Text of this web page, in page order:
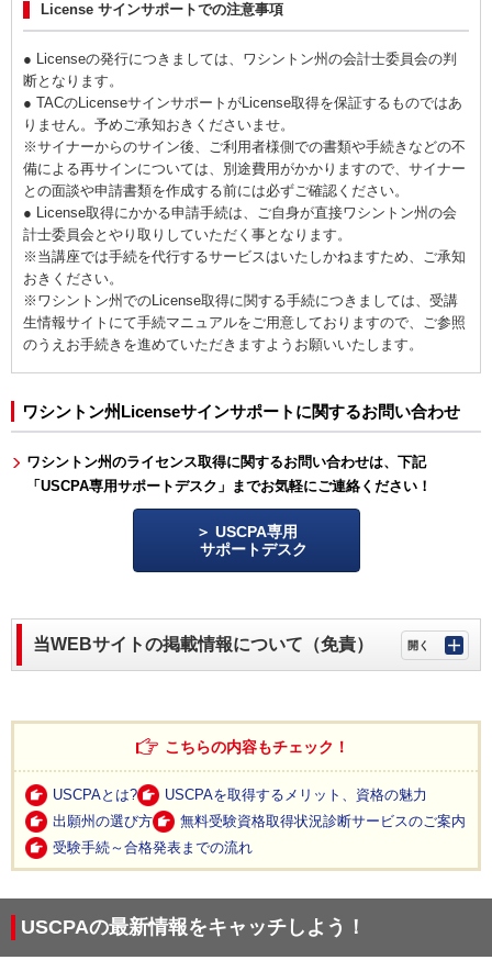
License サインサポートでの注意事項
● Licenseの発行につきましては、ワシントン州の会計士委員会の判
断となります。
● TACのLicenseサインサポートがLicense取得を保証するものではあ
りません。予めご承知おきくださいませ。
※サイナーからのサイン後、ご利用者様側での書類や手続きなどの不
備による再サインについては、別途費用がかかりますので、サイナー
との面談や申請書類を作成する前には必ずご確認ください。
● License取得にかかる申請手続は、ご自身が直接ワシントン州の会
計士委員会とやり取りしていただく事となります。
※当講座では手続を代行するサービスはいたしかねますため、ご承知
おきください。
※ワシントン州でのLicense取得に関する手続につきましては、受講
生情報サイトにて手続マニュアルをご用意しておりますので、ご参照
のうえお手続きを進めていただきますようお願いいたします。
ワシントン州Licenseサインサポートに関するお問い合わせ
ワシントン州のライセンス取得に関するお問い合わせは、下記
「USCPA専用サポートデスク」までお気軽にご連絡ください！
USCPA専用
サポートデスク
当WEBサイトの掲載情報について（免責）
こちらの内容もチェック！
USCPAとは?
USCPAを取得するメリット、資格の魅力
出願州の選び方
無料受験資格取得状況診断サービスのご案内
受験手続～合格発表までの流れ
USCPAの最新情報をキャッチしよう！